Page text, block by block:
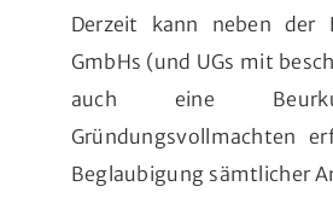
Derzeit kann neben der
GmbHs (und UGs mit
auch eine
Gründungsvollmachten
Beglaubigung sämtlicher